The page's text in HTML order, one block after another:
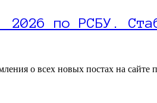
2026 по РСБУ.
о всех новых постах на сайте